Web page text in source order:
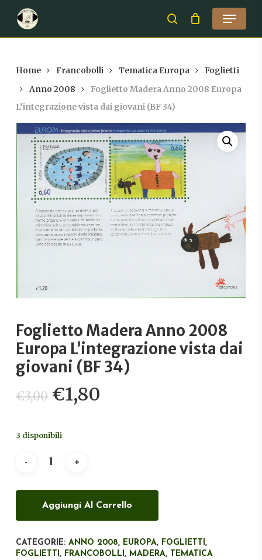
main
search
Menu
Home Francobolli Tematica Europa
Foglietti
Anno 2008
Foglietto Madera Anno 2008 Europa
L’integrazione vista dai giovani (BF 34)
Foglietto Madera Anno 2008
Europa L’integrazione vista dai
giovani (BF 34)
€3,00 Il
prezzo
originale
€3,00.
€1,80
3 disponibili
Aggiungi Al Carrello
CATEGORIE: ANNO 2008, EUROPA, FOGLIETTI,
FOGLIETTI, FRANCOBOLLI, MADERA, TEMATICA
Close